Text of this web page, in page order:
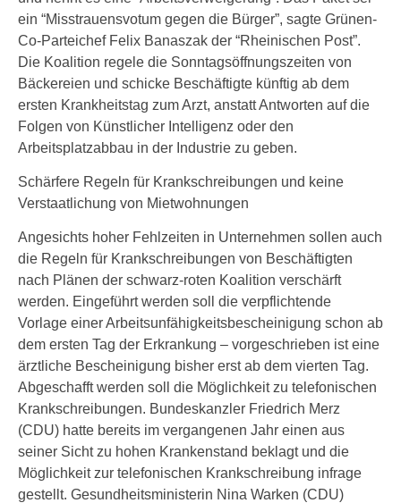
ein “Misstrauensvotum gegen die Bürger”, sagte Grünen-
Co-Parteichef Felix Banaszak der “Rheinischen Post”.
Die Koalition regele die Sonntagsöffnungszeiten von
Bäckereien und schicke Beschäftigte künftig ab dem
ersten Krankheitstag zum Arzt, anstatt Antworten auf die
Folgen von Künstlicher Intelligenz oder den
Arbeitsplatzabbau in der Industrie zu geben.
Schärfere Regeln für Krankschreibungen und keine
Verstaatlichung von Mietwohnungen
Angesichts hoher Fehlzeiten in Unternehmen sollen auch
die Regeln für Krankschreibungen von Beschäftigten
nach Plänen der schwarz-roten Koalition verschärft
werden. Eingeführt werden soll die verpflichtende
Vorlage einer Arbeitsunfähigkeitsbescheinigung schon ab
dem ersten Tag der Erkrankung – vorgeschrieben ist eine
ärztliche Bescheinigung bisher erst ab dem vierten Tag.
Abgeschafft werden soll die Möglichkeit zu telefonischen
Krankschreibungen. Bundeskanzler Friedrich Merz
(CDU) hatte bereits im vergangenen Jahr einen aus
seiner Sicht zu hohen Krankenstand beklagt und die
Möglichkeit zur telefonischen Krankschreibung infrage
gestellt. Gesundheitsministerin Nina Warken (CDU)